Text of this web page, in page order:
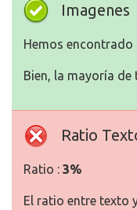
Imagenes
Hemos encontrado
Bien, la mayoría
Ratio
Ratio : 3%
El ratio entre texto